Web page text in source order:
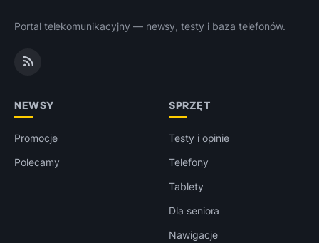
Portal telekomunikacyjny — newsy, testy i baza telefonów.
NEWSY
Promocje
Polecamy
SPRZĘT
Testy i opinie
Telefony
Tablety
Dla seniora
Nawigacje